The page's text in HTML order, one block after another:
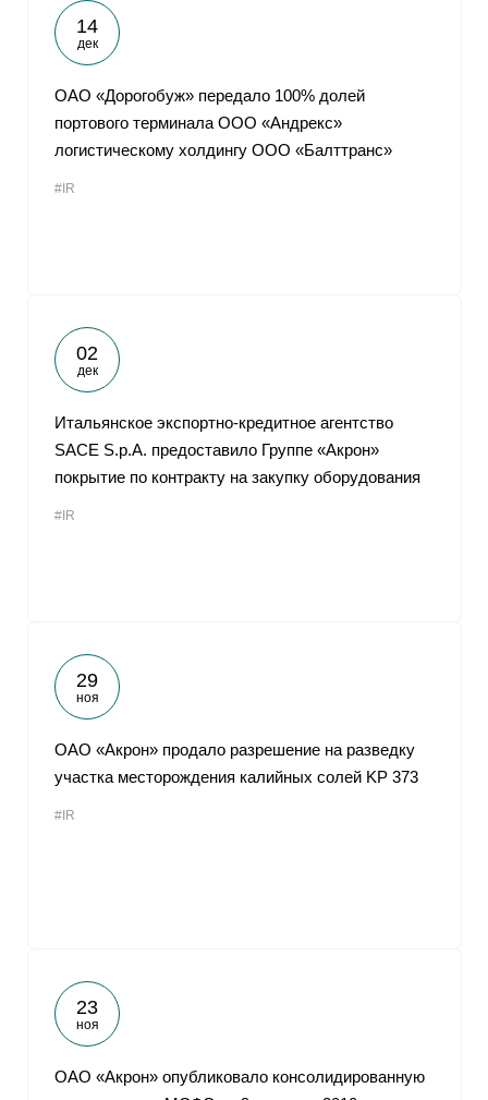
14
дек
ОАО «Дорогобуж» передало 100% долей
портового терминала ООО «Андрекс»
логистическому холдингу ООО «Балттранс»
#IR
02
дек
Итальянское экспортно-кредитное агентство
SACE S.p.A. предоставило Группе «Акрон»
покрытие по контракту на закупку оборудования
#IR
29
ноя
ОАО «Акрон» продало разрешение на разведку
участка месторождения калийных солей KP 373
#IR
23
ноя
ОАО «Акрон» опубликовало консолидированную